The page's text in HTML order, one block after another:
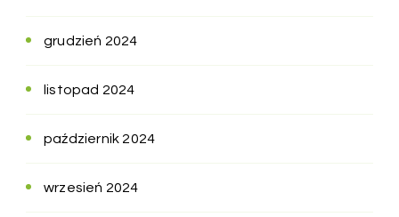
grudzień 2024
listopad 2024
październik 2024
wrzesień 2024